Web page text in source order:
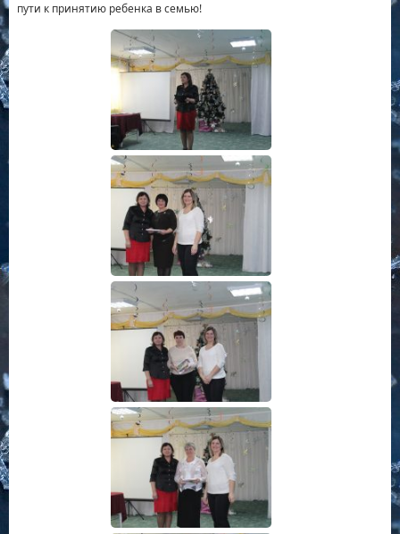
пути к принятию ребенка в семью!